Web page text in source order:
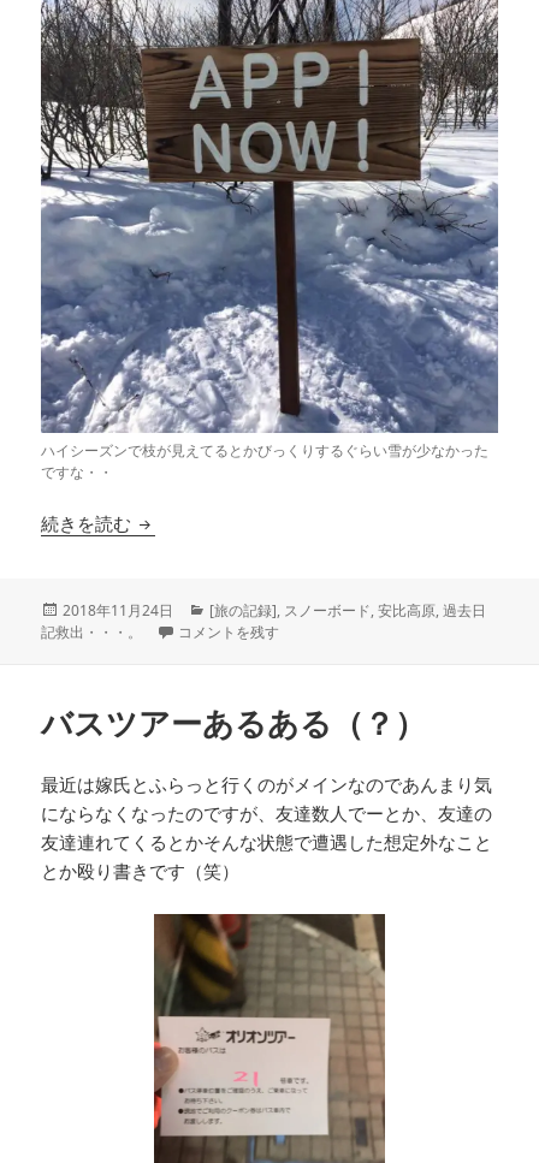
ハイシーズンで枝が見えてるとかびっくりするぐらい雪が少なかった
ですな・・
続きを読む [旅の記録][2016]安比高原スキー場
投
稿
2018年11月24日
カ
テ
[旅の記録], スノーボード,安比高原,過去日
記救出・・・。
[旅の記録][2016]安比高原スキー場 に
コメントを残す
バスツアーあるある（？）
最近は嫁氏とふらっと行くのがメインなのであんまり気
にならなくなったのですが、友達数人でーとか、友達の
友達連れてくるとかそんな状態で遭遇した想定外なこと
とか殴り書きです（笑）